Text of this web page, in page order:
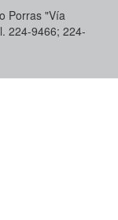
Porras "Vía
224-9466; 224-